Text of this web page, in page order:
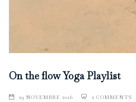
On the flow Yoga Playlist
29 NOVEMBRE 2016 2 COMMENTS